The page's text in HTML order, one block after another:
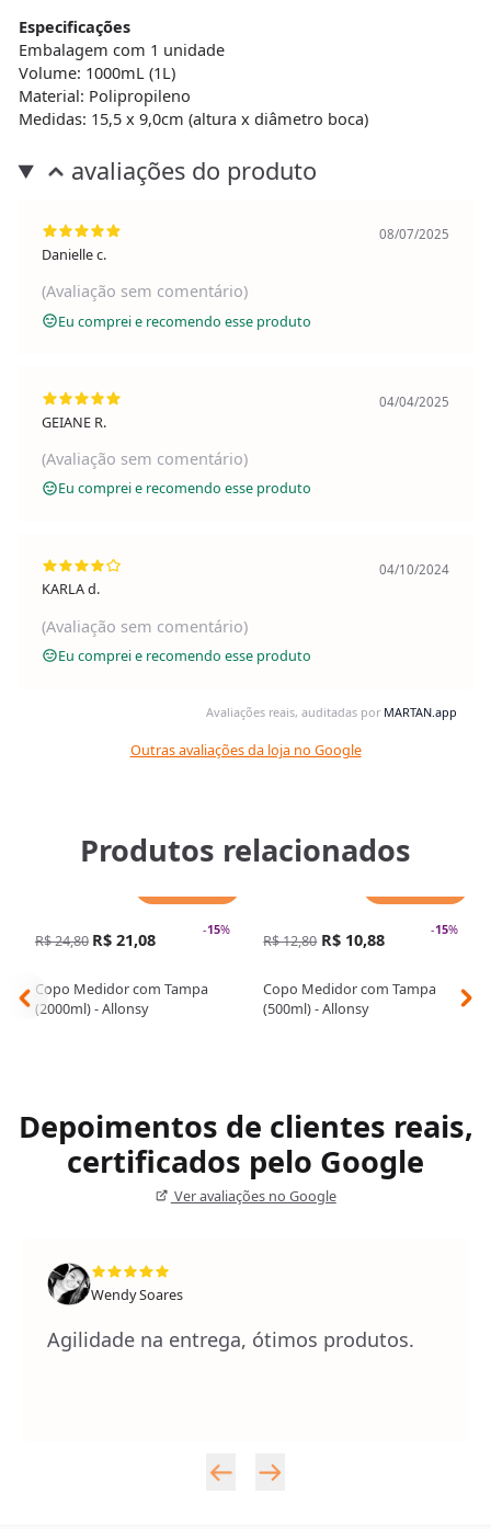
Especificações
Embalagem com 1 unidade
Volume: 1000mL (1L)
Material: Polipropileno
Medidas: 15,5 x 9,0cm (altura x diâmetro boca)
avaliações do produto
Danielle c.
08/07/2025
(Avaliação sem comentário)
Eu comprei e recomendo esse produto
GEIANE R.
04/04/2025
(Avaliação sem comentário)
Eu comprei e recomendo esse produto
KARLA d.
04/10/2024
(Avaliação sem comentário)
Eu comprei e recomendo esse produto
Avaliações reais, auditadas por MARTAN.app
Outras avaliações da loja no Google
Produtos relacionados
-15%
R$ 24,80 R$ 21,08
Copo Medidor com Tampa
(2000ml) - Allonsy
-15%
R$ 12,80 R$ 10,88
Copo Medidor com Tampa
(500ml) - Allonsy
Depoimentos de clientes reais,
certificados pelo Google
Ver avaliações no Google
Wendy Soares
Agilidade na entrega, ótimos produtos.